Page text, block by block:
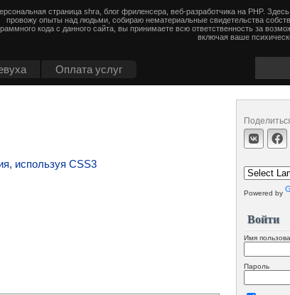
Оплата услуг
страница shra, блог фриленсера, веб-разработчика на PHP.
провожу опыты над людьми, собираю нематериальные свидетельства
кода с данного сайта, вы принимаете всю ответственность за
включая ваше
используя CSS3
Powered by
Войти
Имя
Пароль